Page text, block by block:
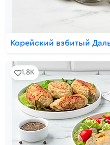
Корейский взбитый
1.8K